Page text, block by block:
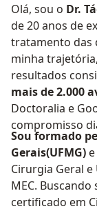
Olá, sou o Dr.
de 20 anos de
tratamento das
minha
resultados
mais de 2.000
Doctoralia e
compromisso
Sou formado
Gerais(UFMG)
Cirurgia Geral
MEC.
certificado em